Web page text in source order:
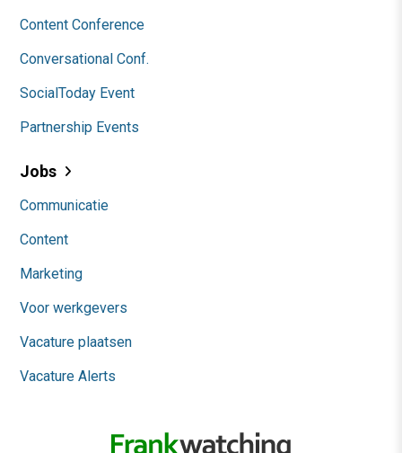
Content Conference
Conversational Conf.
SocialToday Event
Partnership Events
Jobs
Communicatie
Content
Marketing
Voor werkgevers
Vacature plaatsen
Vacature Alerts